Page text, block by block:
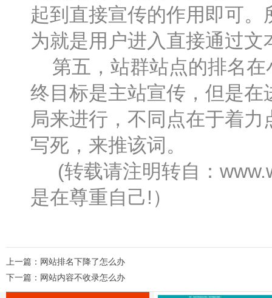
起到直接宣传的作用即可
为就是用户进入直接通过
第五，站群站点的排名在
终目标是主站宣传，但是
局来进行，不同点在于着
写死，来推该词。
(转载请注明转自：
是在尊重自己!）
上一篇： 网站排名下降了怎么办
下一篇： 网站内容不收录怎么办